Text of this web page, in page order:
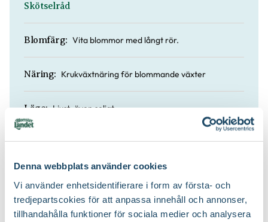
Denna webbplats använder cookies
Vi använder enhetsidentifierare i form av första- och
tredjepartscokies för att anpassa innehåll och annonser,
tillhandahålla funktioner för sociala medier och analysera
Skötselråd
Blomfärg: Vita blommor med långt rör.
Näring: Krukväxtnäring för blommande växter
Läge: Ljust, även soligt.
Vatten: Vattna försiktigt, vintertid sparsamt.
Jordprodukter: Blomjord